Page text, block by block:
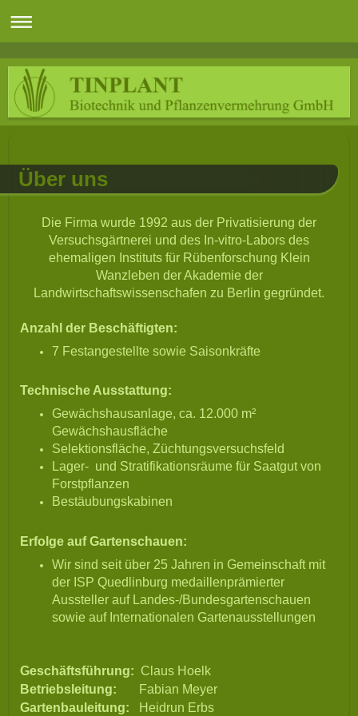
Über uns
Die Firma wurde 1992 aus der Privatisierung der
Versuchsgärtnerei und des In-vitro-Labors des
ehemaligen Instituts für Rübenforschung Klein
Wanzleben der Akademie der
Landwirtschaftswissenschafen zu Berlin gegründet.
Anzahl der Beschäftigten:
7 Festangestellte sowie Saisonkräfte
Technische Ausstattung:
Gewächshausanlage, ca. 12.000 m²
Gewächshausfläche
Selektionsfläche, Züchtungsversuchsfeld
Lager- und Stratifikationsräume für Saatgut von
Forstpflanzen
Bestäubungskabinen
Erfolge auf Gartenschauen:
Wir sind seit über 25 Jahren in Gemeinschaft mit
der ISP Quedlinburg medaillenprämierter
Aussteller auf Landes-/Bundesgartenschauen
sowie auf Internationalen Gartenausstellungen
Geschäftsführung: Claus Hoelk
Betriebsleitung: Fabian Meyer
Gartenbauleitung:
Heidrun Erbs